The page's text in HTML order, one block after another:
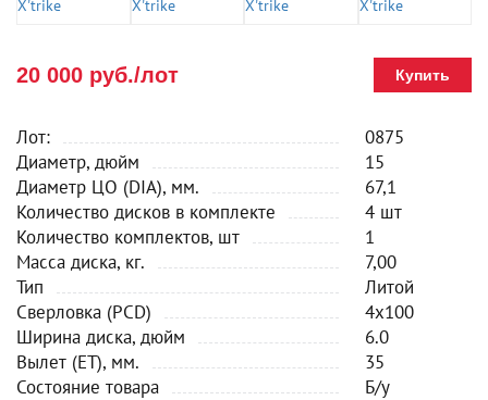
20 000 руб./лот Купить
Лот:
0875
Диаметр, дюйм
15
Диаметр ЦО (DIA), мм.
67,1
Количество дисков в комплекте
4 шт
Количество комплектов, шт
1
Масса диска, кг.
7,00
Тип
Литой
Сверловка (PCD)
4x100
Ширина диска, дюйм
6.0
Вылет (ET), мм.
35
Состояние товара
Б/у